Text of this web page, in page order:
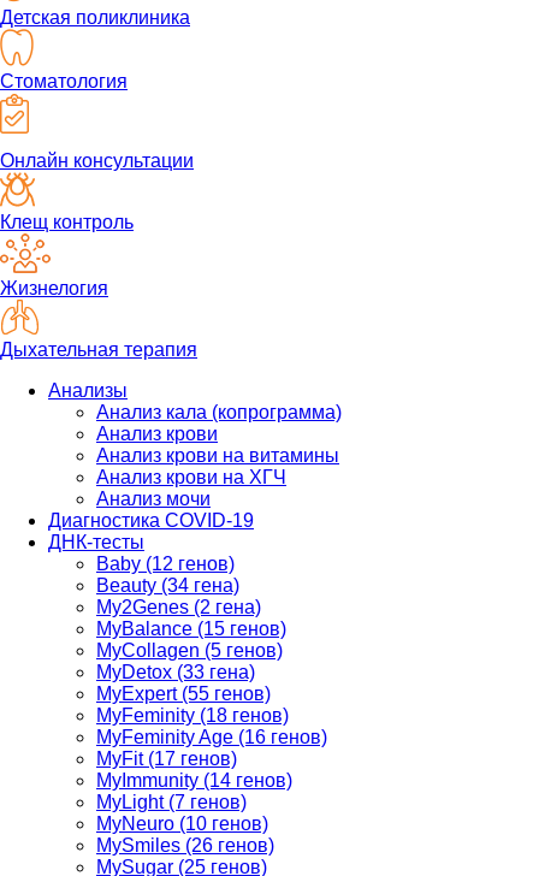
Детская поликлиника
Стоматология
Онлайн консультации
Клещ контроль
Жизнелогия
Дыхательная терапия
Анализы
Анализ кала (копрограмма)
Анализ крови
Анализ крови на витамины
Анализ крови на ХГЧ
Анализ мочи
Диагностика COVID-19
ДНК-тесты
Baby (12 генов)
Beauty (34 гена)
My2Genes (2 гена)
MyBalance (15 генов)
MyCollagen (5 генов)
MyDetox (33 гена)
MyExpert (55 генов)
MyFeminity (18 генов)
MyFeminity Age (16 генов)
MyFit (17 генов)
MyImmunity (14 генов)
MyLight (7 генов)
MyNeuro (10 генов)
MySmiles (26 генов)
MySugar (25 генов)